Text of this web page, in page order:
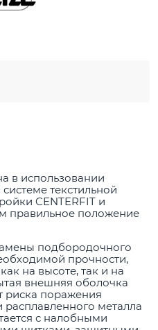
в использовании
текстильной
CENTERFIT и
правильное положение
подбородочного
прочности,
на высоте, так и на
внешняя оболочка
риска поражения
металла
с налобными